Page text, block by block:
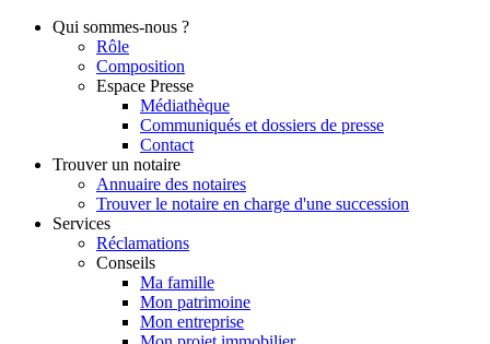
Qui sommes-nous ?
Rôle
Composition
Espace Presse
Médiathèque
Communiqués et dossiers de presse
Contact
Trouver un notaire
Annuaire des notaires
Trouver le notaire en charge d'une succession
Services
Réclamations
Conseils
Ma famille
Mon patrimoine
Mon entreprise